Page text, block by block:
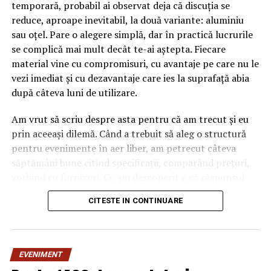
temporară, probabil ai observat deja că discuția se
reduce, aproape inevitabil, la două variante: aluminiu
sau oțel. Pare o alegere simplă, dar în practică lucrurile
se complică mai mult decât te-ai aștepta. Fiecare
material vine cu compromisuri, cu avantaje pe care nu le
vezi imediat și cu dezavantaje care ies la suprafață abia
după câteva luni de utilizare.
Am vrut să scriu despre asta pentru că am trecut și eu
prin aceeași dilemă. Când a trebuit să aleg o structură
pentru evenimente în aer liber, am petrecut câteva
săptămâni bune citind specificații, comparând prețuri,
„corect” depinde mult de context, de cât de des muți
pavilionul și de ce condiții meteo ai de înfruntat.
materialului mai mult decât
CITESTE IN CONTINUARE
EVENIMENT